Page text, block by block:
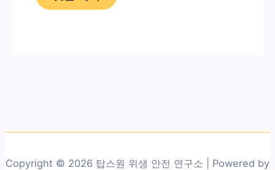
Copyright © 2026 탑스원 위생 안전 연구소 | Powered by